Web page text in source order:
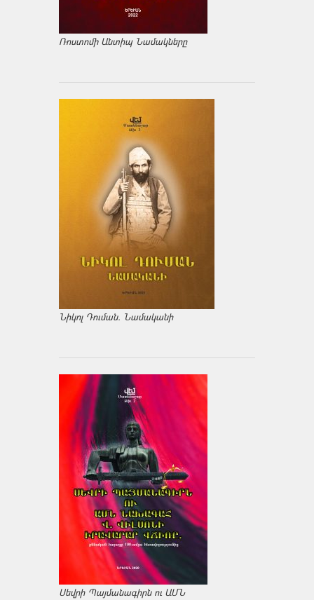
Ռոստոմի Անտիպ Նամակները
Նիկոլ Դուման. Նամականի
Սեվրի Պայմանագիրն ու ԱՄՆ